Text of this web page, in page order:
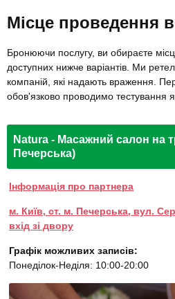
Місце проведення в
Бронюючи послугу, ви обираєте
доступних нижче варіантів. Ми
компаній, які надають враження.
обов'язково проводимо тестування
Natura - Масажний салон на
Печерська)
Інформація про партнера
м. Київ, ст. м. Печерська, вул.
вхід зі двору
Графік можливих записів:
Понеділок-Неділя: 10:00-20:00